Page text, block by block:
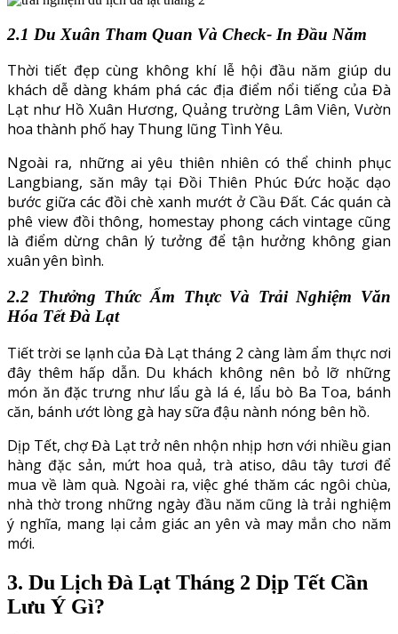
2.1 Du Xuân Tham Quan Và Check- In Đầu Năm
Thời tiết đẹp cùng không khí lễ hội đầu năm giúp du
khách dễ dàng khám phá các địa điểm nổi tiếng của Đà
Lạt như Hồ Xuân Hương, Quảng trường Lâm Viên, Vườn
hoa thành phố hay Thung lũng Tình Yêu.
Ngoài ra, những ai yêu thiên nhiên có thể chinh phục
Langbiang, săn mây tại Đồi Thiên Phúc Đức hoặc dạo
bước giữa các đồi chè xanh mướt ở Cầu Đất. Các quán cà
phê view đồi thông, homestay phong cách vintage cũng
là điểm dừng chân lý tưởng để tận hưởng không gian
xuân yên bình.
2.2 Thưởng Thức Ẩm Thực Và Trải Nghiệm Văn
Hóa Tết Đà Lạt
Tiết trời se lạnh của Đà Lạt tháng 2 càng làm ẩm thực nơi
đây thêm hấp dẫn. Du khách không nên bỏ lỡ những
món ăn đặc trưng như lẩu gà lá é, lẩu bò Ba Toa, bánh
căn, bánh ướt lòng gà hay sữa đậu nành nóng bên hồ.
Dịp Tết, chợ Đà Lạt trở nên nhộn nhịp hơn với nhiều gian
hàng đặc sản, mứt hoa quả, trà atiso, dâu tây tươi để
mua về làm quà. Ngoài ra, việc ghé thăm các ngôi chùa,
nhà thờ trong những ngày đầu năm cũng là trải nghiệm
ý nghĩa, mang lại cảm giác an yên và may mắn cho năm
mới.
3. Du Lịch Đà Lạt Tháng 2 Dịp Tết Cần
Lưu Ý Gì?